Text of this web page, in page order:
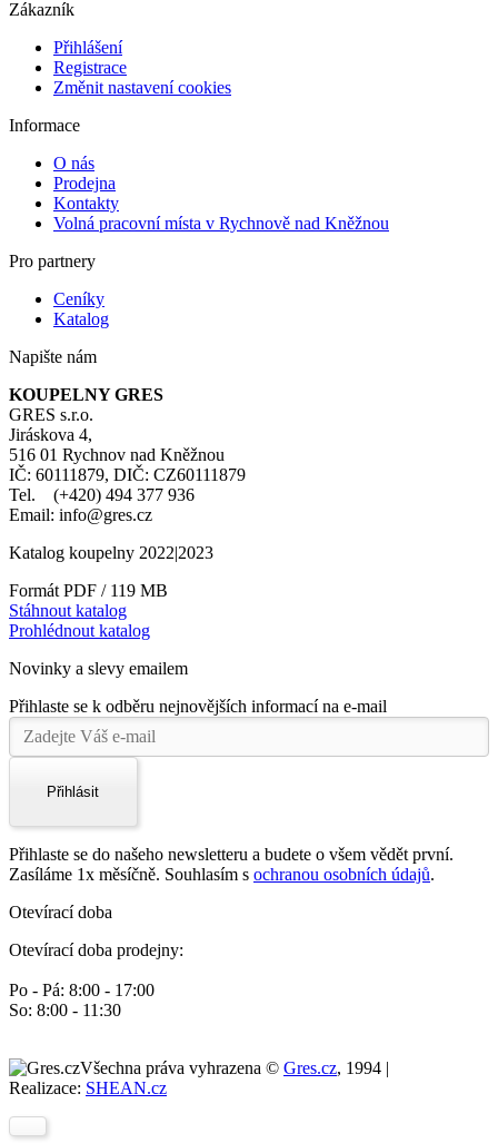
Zákazník
Přihlášení
Registrace
Změnit nastavení cookies
Informace
O nás
Prodejna
Kontakty
Volná pracovní místa v Rychnově nad Kněžnou
Pro partnery
Ceníky
Katalog
Napište nám
KOUPELNY GRES
GRES s.r.o.
Jiráskova 4,
516 01 Rychnov nad Kněžnou
IČ: 60111879, DIČ: CZ60111879
Tel. (+420) 494 377 936
Email: info@gres.cz
Katalog koupelny 2022|2023
Formát PDF / 119 MB
Stáhnout katalog
Prohlédnout katalog
Novinky a slevy emailem
Přihlaste se k odběru nejnovějších informací na e-mail
Přihlásit
Přihlaste se do našeho newsletteru a budete o všem vědět první.
Zasíláme 1x měsíčně. Souhlasím s ochranou osobních údajů.
Otevírací doba
Otevírací doba prodejny:
Po - Pá: 8:00 - 17:00
So: 8:00 - 11:30
Všechna práva vyhrazena © Gres.cz, 1994 |
Realizace: SHEAN.cz